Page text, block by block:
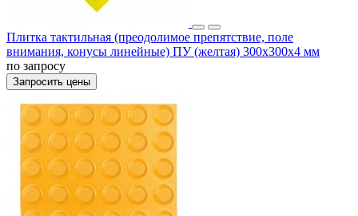
Плитка тактильная (преодолимое препятствие, поле
внимания, конусы линейные) ПУ (желтая) 300х300х4 мм
по запросу
Запросить цены